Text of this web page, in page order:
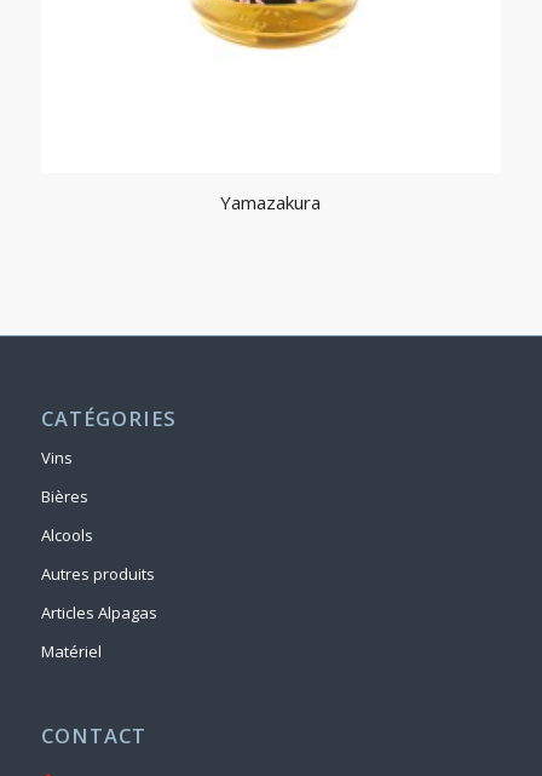
Yamazakura
CATÉGORIES
Vins
Bières
Alcools
Autres produits
Articles Alpagas
Matériel
CONTACT